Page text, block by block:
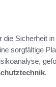
die Sicherheit in
sorgfältige
.